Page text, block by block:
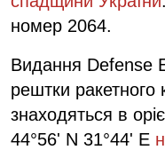
номер 2064.
Видання Defense
рештки
знаходяться в
44°56' N 31°44' E